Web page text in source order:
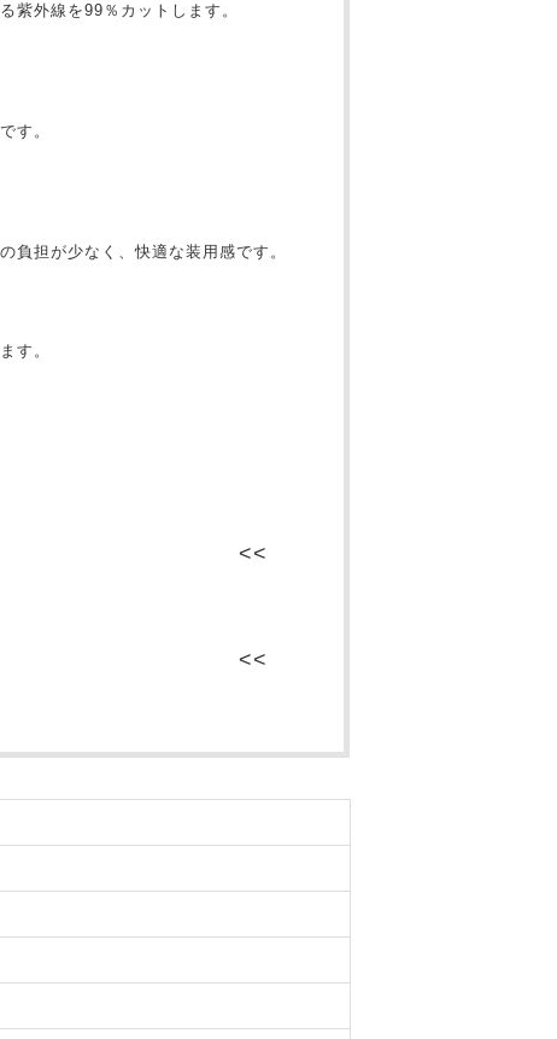
紫外線を99％カットします。
す。
負担が少なく、快適な装用感です。
す。